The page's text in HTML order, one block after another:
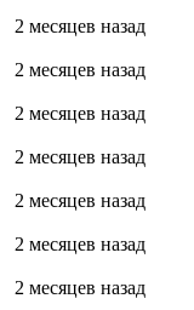
2 месяцев назад
2 месяцев назад
2 месяцев назад
2 месяцев назад
2 месяцев назад
2 месяцев назад
2 месяцев назад